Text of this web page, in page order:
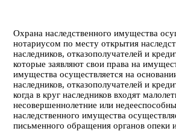
Охрана наследственного имущества
нотариусом по месту открытия
наследников, отказополучателей и
которые заявляют свои права на
имущества осуществляется на
наследников, отказополучателей и
когда в круг наследников входят
несовершеннолетние или
наследственного имущества
письменного обращения органов опеки